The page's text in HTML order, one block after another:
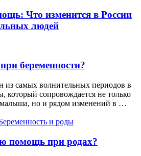
Что изменится в России
людей
беременности?
из самых волнительных периодов в
сопровождается не только
но и рядом изменений в …
и роды
помощь при родах?